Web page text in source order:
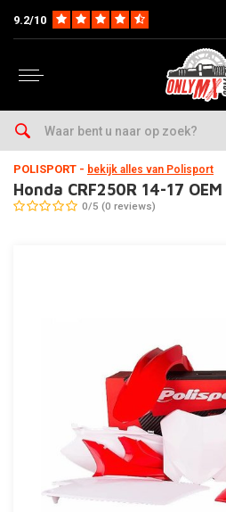
9.2/10
Home Parts op Merk & Type
POLISPORT - bekijk alles van Polisport
Honda CRF250R 14-17
0/5 (0 reviews)